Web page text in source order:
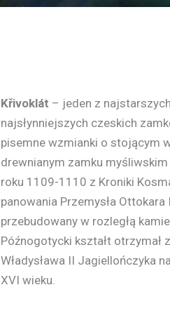
Křivoklát – jeden z
najsłynniejszych czeskich
pisemne wzmianki o stojącym
drewnianym zamku
roku 1109-1110 z Kroniki
panowania Przemysła Ottokara
przebudowany w rozległą
Późnogotycki kształt otrzymał
Władysława II Jagiellończyka
XVI wieku.